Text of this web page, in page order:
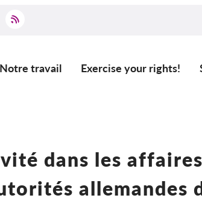
Notre travail Exercise your rights!
dans les
allemandes